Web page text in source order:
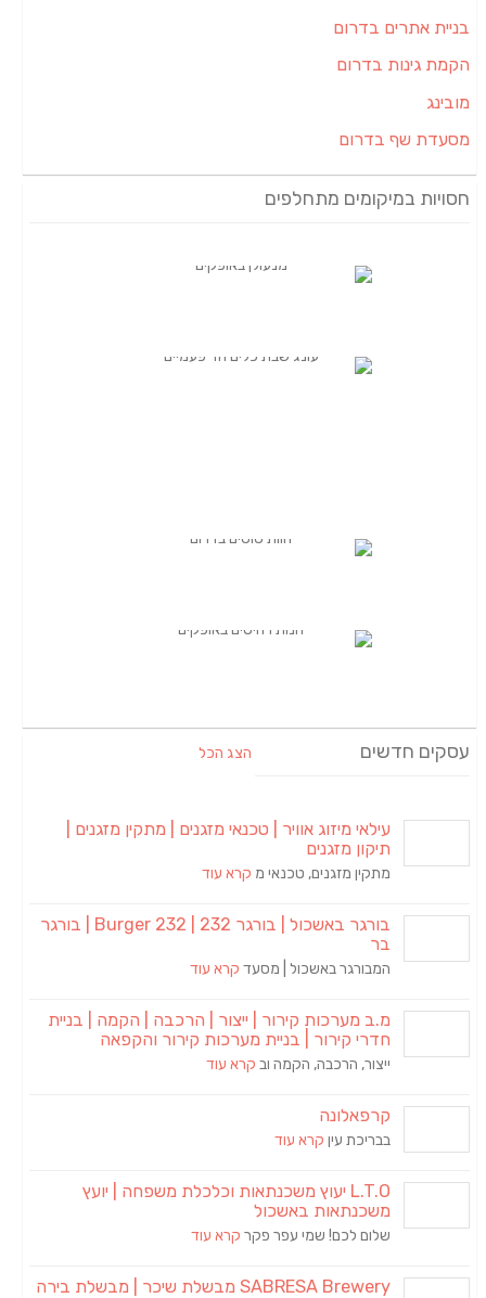
בניית אתרים בדרום
הקמת גינות בדרום
מובינג
מסעדת שף בדרום
חסויות במיקומים מתחלפים
עסקים חדשים הצג הכל
עילאי מיזוג אוויר | טכנאי מזגנים | מתקין מזגנים |
תיקון מזגנים
מתקין מזגנים, טכנאי מ קרא עוד
בורגר באשכול | בורגר 232 | Burger 232 | בורגר
בר
המבורגר באשכול | מסעד קרא עוד
מ.ב מערכות קירור | ייצור | הרכבה | הקמה | בניית
חדרי קירור | בניית מערכות קירור והקפאה
ייצור, הרכבה, הקמה וב קרא עוד
קרפאלונה
בבריכת עין קרא עוד
L.T.O יעוץ משכנתאות וכלכלת משפחה | יועץ
משכנתאות באשכול
שלום לכם! שמי עפר פקר קרא עוד
SABRESA Brewery מבשלת שיכר | מבשלת בירה